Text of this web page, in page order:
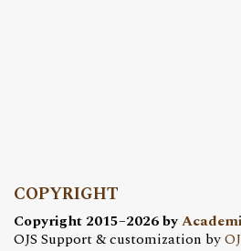
COPYRIGHT
Copyright 2015–2026 by
OJS Support & customization by